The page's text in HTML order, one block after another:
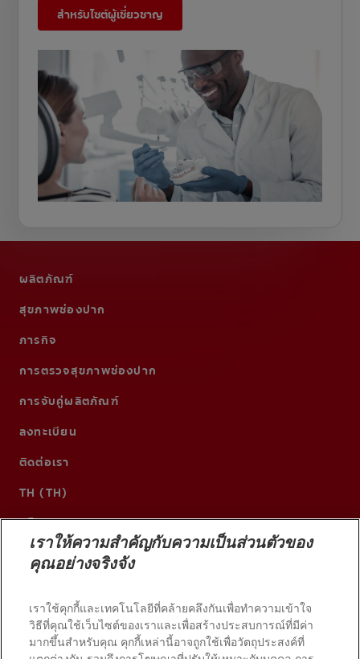
สำหรับไซต์ผู้เชี่ยวชาญ
ผลิตภัณฑ์
สุขภาพช่องปาก
ภารกิจ
การตรวจสุขภาพช่องปาก
การจับคู่ผลิตภัณฑ์
ลงทะเบียน
ติดต่อเรา
TH (TH)
เราให้ความสำคัญกับความเป็นส่วนตัวของ
คุณอย่างจริงจัง
เราใช้คุกกี้และเทคโนโลยีที่คล้ายคลึงกันเพื่อทำความเข้าใจ
วิธีที่คุณใช้เว็บไซต์ของเราและเพื่อสร้างประสบการณ์ที่มีค่า
มากขึ้นสำหรับคุณ คุกกี้เหล่านี้อาจถูกใช้เพื่อวัตถุประสงค์ที่